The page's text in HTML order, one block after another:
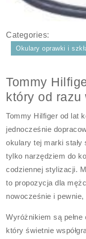
Categories:
Okulary oprawki i
Tommy
który od razu
Tommy Hilfiger od lat
jednocześnie
okulary tej marki
tylko narzędziem do
codziennej stylizacji.
to propozycja dla
nowocześnie i
Wyróżnikiem są
który świetnie